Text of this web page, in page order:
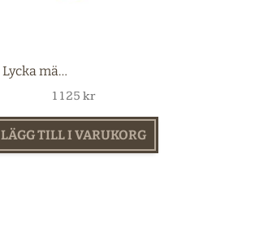
521 Portkläpp Lycka mässing
1125 kr
LÄGG TILL I VARUKORG